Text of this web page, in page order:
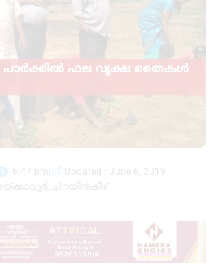
6:47 pm
Updated : June 6, 2019
ചിറയിൻകീഴ്